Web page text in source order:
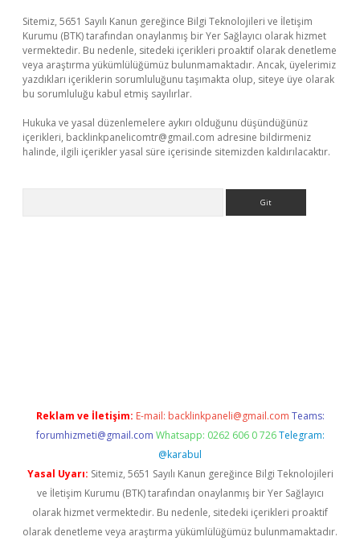
Sitemiz, 5651 Sayılı Kanun gereğince Bilgi Teknolojileri ve İletişim
Kurumu (BTK) tarafından onaylanmış bir Yer Sağlayıcı olarak hizmet
vermektedir. Bu nedenle, sitedeki içerikleri proaktif olarak denetleme
veya araştırma yükümlülüğümüz bulunmamaktadır. Ancak, üyelerimiz
yazdıkları içeriklerin sorumluluğunu taşımakta olup, siteye üye olarak
bu sorumluluğu kabul etmiş sayılırlar.
Hukuka ve yasal düzenlemelere aykırı olduğunu düşündüğünüz
içerikleri, backlinkpanelicomtr@gmail.com adresine bildirmeniz
halinde, ilgili içerikler yasal süre içerisinde sitemizden kaldırılacaktır.
Reklam ve İletişim: E-mail: backlinkpaneli@gmail.com Teams:
forumhizmeti@gmail.com Whatsapp: 0262 606 0 726 Telegram:
@karabul
Yasal Uyarı: Sitemiz, 5651 Sayılı Kanun gereğince Bilgi Teknolojileri
ve İletişim Kurumu (BTK) tarafından onaylanmış bir Yer Sağlayıcı
olarak hizmet vermektedir. Bu nedenle, sitedeki içerikleri proaktif
olarak denetleme veya araştırma yükümlülüğümüz bulunmamaktadır.